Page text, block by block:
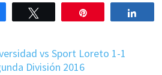
Compartir
vs Sport Loreto 1-1
División 2016